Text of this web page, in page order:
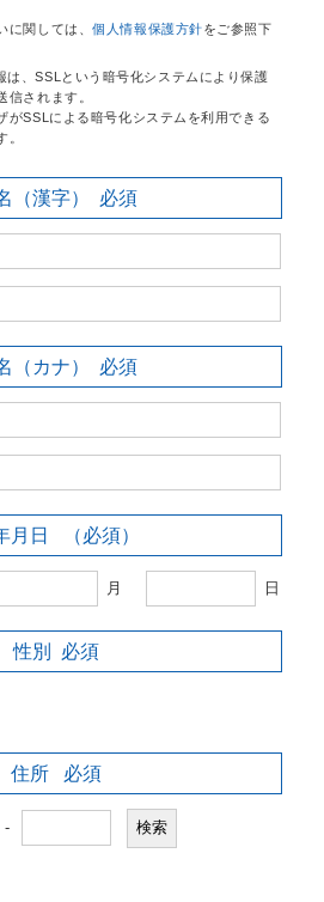
に関しては、個人情報保護方針をご参照下
は、SSLという暗号化システムにより保護
信されます。
がSSLによる暗号化システムを利用できる
。
（漢字） 必須
（カナ） 必須
月日 （必須）
月 日
性別 必須
住所 必須
-